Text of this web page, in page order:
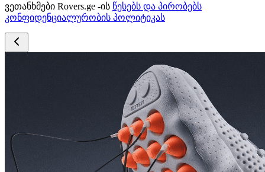
ვეთანხმები Rovers.ge -ის წესებს და პირობებს
კონფიდენციალურობის პოლიტიკას